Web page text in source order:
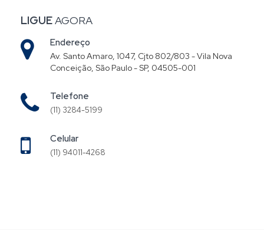
LIGUEAGORA
Endereço
Av. Santo Amaro, 1047, Cjto 802/803 - Vila Nova
Conceição, São Paulo - SP, 04505-001
Telefone
(11) 3284-5199
Celular
(11) 94011-4268